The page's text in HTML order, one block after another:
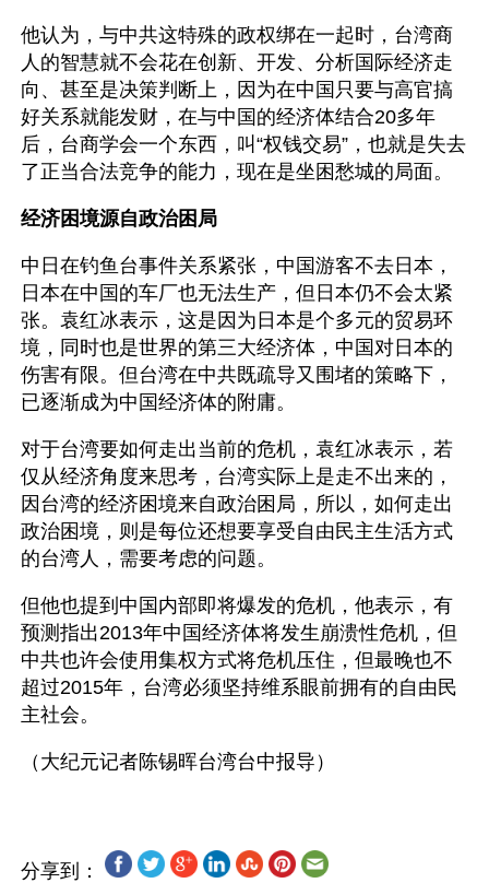
他认为，与中共这特殊的政权绑在一起时，台湾商
人的智慧就不会花在创新、开发、分析国际经济走
向、甚至是决策判断上，因为在中国只要与高官搞
好关系就能发财，在与中国的经济体结合20多年
后，台商学会一个东西，叫“权钱交易”，也就是失去
了正当合法竞争的能力，现在是坐困愁城的局面。
经济困境源自政治困局
中日在钓鱼台事件关系紧张，中国游客不去日本，
日本在中国的车厂也无法生产，但日本仍不会太紧
张。袁红冰表示，这是因为日本是个多元的贸易环
境，同时也是世界的第三大经济体，中国对日本的
伤害有限。但台湾在中共既疏导又围堵的策略下，
已逐渐成为中国经济体的附庸。
对于台湾要如何走出当前的危机，袁红冰表示，若
仅从经济角度来思考，台湾实际上是走不出来的，
因台湾的经济困境来自政治困局，所以，如何走出
政治困境，则是每位还想要享受自由民主生活方式
的台湾人，需要考虑的问题。
但他也提到中国内部即将爆发的危机，他表示，有
预测指出2013年中国经济体将发生崩溃性危机，但
中共也许会使用集权方式将危机压住，但最晚也不
超过2015年，台湾必须坚持维系眼前拥有的自由民
主社会。
分享到：